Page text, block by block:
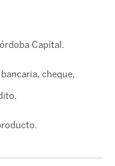
Capital.
cheque,